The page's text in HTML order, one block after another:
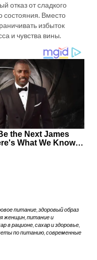
отказ от сладкого
состояния. Вместо
избыток
и чувства вины.
питание, здоровый образ
женщин питание и
в рационе сахар и здоровье
по питанию современные